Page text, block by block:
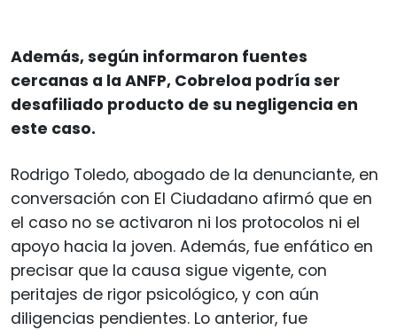
Además, según informaron fuentes
cercanas a la ANFP, Cobreloa podría ser
desafiliado producto de su negligencia en
este caso.
Rodrigo Toledo, abogado de la denunciante, en
conversación con El Ciudadano afirmó que en
el caso no se activaron ni los protocolos ni el
apoyo hacia la joven. Además, fue enfático en
precisar que la causa sigue vigente, con
peritajes de rigor psicológico, y con aún
diligencias pendientes. Lo anterior, fue